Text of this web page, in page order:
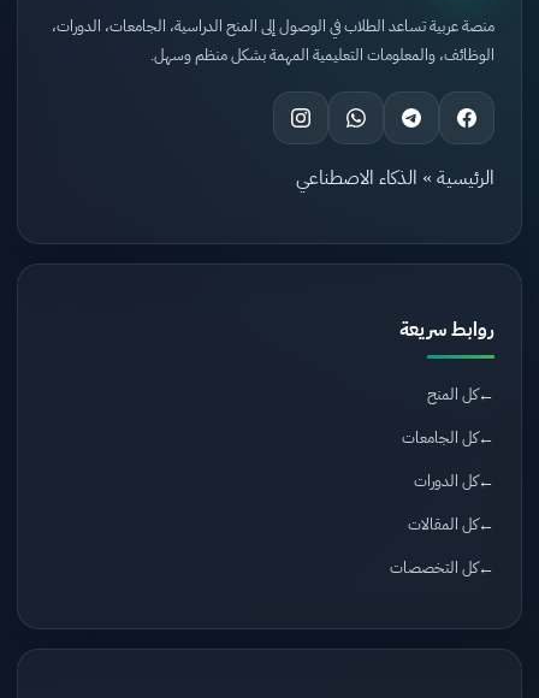
منصة عربية تساعد الطلاب في الوصول إلى المنح الدراسية، الجامعات، الدورات،
الوظائف، والمعلومات التعليمية المهمة بشكل منظم وسهل.
الرئيسية » الذكاء الاصطناعي
روابط سريعة
كل المنح
كل الجامعات
كل الدورات
كل المقالات
كل التخصصات